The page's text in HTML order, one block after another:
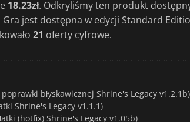
18.23zł. Odkryliśmy ten produkt
Gra jest dostępna w edycji Standard
21 oferty cyfrowe.
błyskawicznej Shrine's Legacy v1.2.1b)
Shrine's Legacy v1.1.1)
(hotfix) Shrine's Legacy v1.05b)